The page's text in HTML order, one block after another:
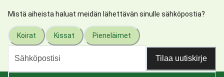
Mistä aiheista haluat meidän lähettävän sinulle sähköpostia?
Koirat Kissat Pieneläimet
Tilaa uutiskirje